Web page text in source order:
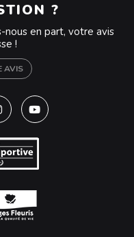
?
nous en part, votre avis
!
AVIS
Facebook
le compte Twitter
vers le compte
Lien vers la chaîne